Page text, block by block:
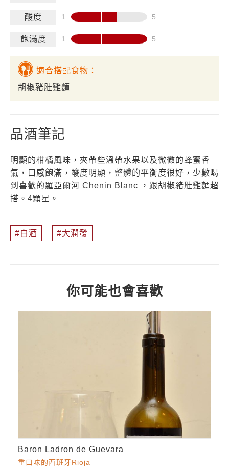
酸度
飽滿度
適合搭配食物：
胡椒豬肚雞麵
品酒筆記
明顯的柑橘風味，夾帶些溫帶水果以及微微的蜂蜜香
氣，口感飽滿，酸度明顯，整體的平衡度很好，少數喝
到喜歡的羅亞爾河 Chenin Blanc ，跟胡椒豬肚雞麵超
搭。4顆星。
白酒 大潤發
你可能也會喜歡
Baron Ladron de Guevara
重口味的西班牙Rioja